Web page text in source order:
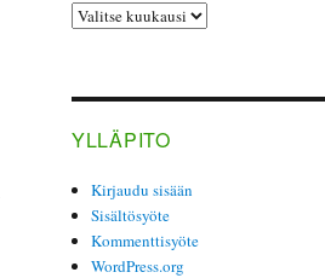
ARKISTO
YLLÄPITO
Kirjaudu sisään
Sisältösyöte
Kommenttisyöte
WordPress.org